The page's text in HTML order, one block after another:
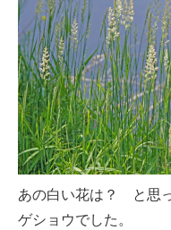
あの白い花は？ と思
ゲショウでした。